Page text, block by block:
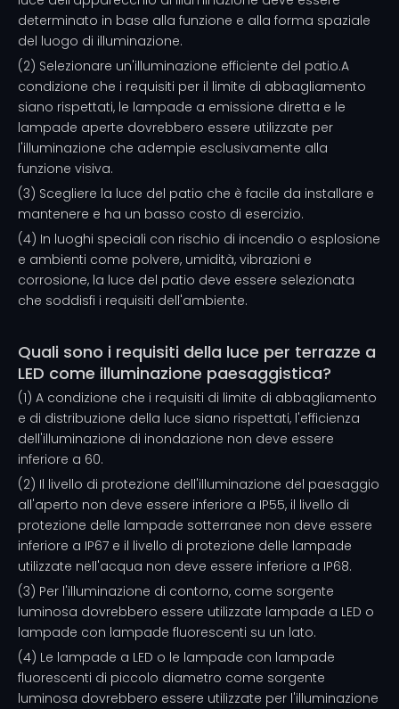
determinato in base alla funzione e alla forma spaziale
del luogo di illuminazione.
(2) Selezionare un'illuminazione efficiente del patio.A
condizione che i requisiti per il limite di abbagliamento
siano rispettati, le lampade a emissione diretta e le
lampade aperte dovrebbero essere utilizzate per
l'illuminazione che adempie esclusivamente alla
funzione visiva.
(3) Scegliere la luce del patio che è facile da installare e
mantenere e ha un basso costo di esercizio.
(4) In luoghi speciali con rischio di incendio o esplosione
e ambienti come polvere, umidità, vibrazioni e
corrosione, la luce del patio deve essere selezionata
che soddisfi i requisiti dell'ambiente.
Quali sono i requisiti della luce per terrazze a
LED come illuminazione paesaggistica?
(1) A condizione che i requisiti di limite di abbagliamento
e di distribuzione della luce siano rispettati, l'efficienza
dell'illuminazione di inondazione non deve essere
inferiore a 60.
(2) Il livello di protezione dell'illuminazione del paesaggio
all'aperto non deve essere inferiore a IP55, il livello di
protezione delle lampade sotterranee non deve essere
inferiore a IP67 e il livello di protezione delle lampade
utilizzate nell'acqua non deve essere inferiore a IP68.
(3) Per l'illuminazione di contorno, come sorgente
luminosa dovrebbero essere utilizzate lampade a LED o
lampade con lampade fluorescenti su un lato.
(4) Le lampade a LED o le lampade con lampade
fluorescenti di piccolo diametro come sorgente
luminosa dovrebbero essere utilizzate per l'illuminazione